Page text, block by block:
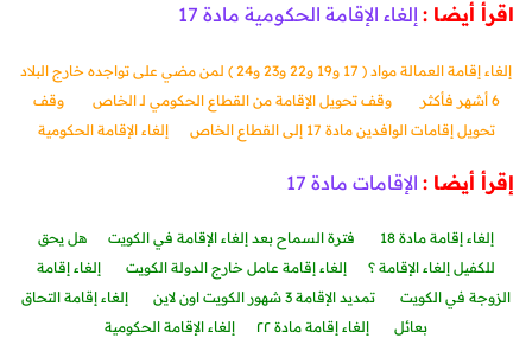
اقرأ أيضا : إلغاء الإقامة الحكومية مادة 17
إلغاء إقامة العمالة مواد ( 17 و19 و22 و23 و24 ) لمن مضي على تواجده خارج البلاد
6 أشهر فأكثر
وقف تحويل الإقامة من القطاع الحكومي لـ الخاص
وقف
تحويل إقامات الوافدين مادة 17 إلى القطاع الخاص
إلغاء الإقامة الحكومية
إقرأ أيضا : الإقامات مادة 17
إلغاء إقامة مادة 18 فترة السماح بعد إلغاء الإقامة في الكويت
هل يحق
للكفيل إلغاء الإقامة ؟
إلغاء إقامة عامل خارج الدولة الكويت
إلغاء إقامة
الزوجة في الكويت
تمديد الإقامة 3 شهور الكويت اون لاين
إلغاء إقامة التحاق
بعائل
إلغاء إقامة مادة ٢٢ إلغاء الإقامة الحكومية